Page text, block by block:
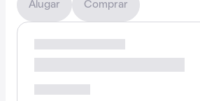
Alugar Comprar